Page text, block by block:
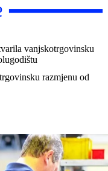
vanjskotrgovinsku
razmjenu od